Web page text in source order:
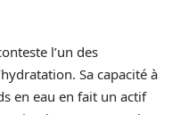
l’un des
Sa capacité à
en eau en fait un actif